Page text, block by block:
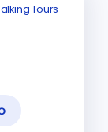
Tours